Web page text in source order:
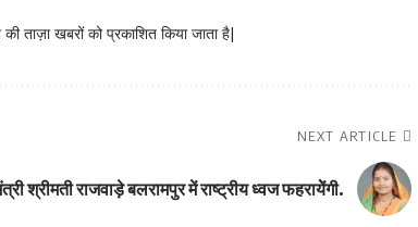
ताज़ा खबरों को प्रकाशित किया जाता है|
NEXT ARTICLE
श्रीमती राजवाड़े बलरामपुर में राष्ट्रीय ध्वज फहरायेेंगी.